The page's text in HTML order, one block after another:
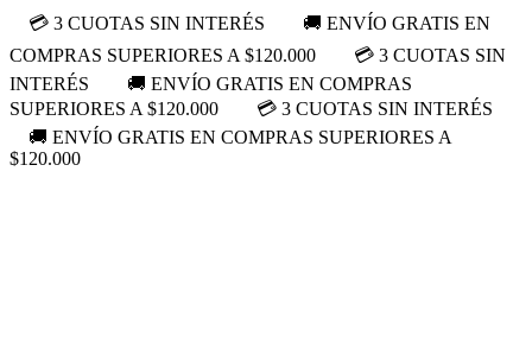
💳 3 CUOTAS SIN INTERÉS
🚚 ENVÍO GRATIS EN
COMPRAS SUPERIORES A $120.000
💳 3 CUOTAS SIN
INTERÉS
🚚 ENVÍO GRATIS EN COMPRAS
SUPERIORES A $120.000
💳 3 CUOTAS SIN INTERÉS
🚚 ENVÍO GRATIS EN COMPRAS SUPERIORES A
$120.000